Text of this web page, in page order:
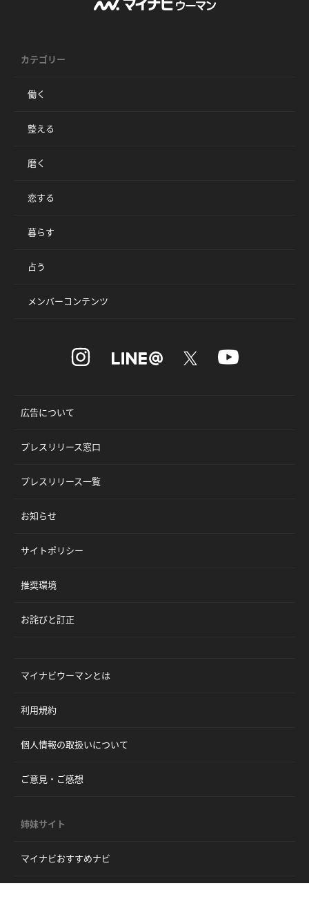
カテゴリー
働く
整える
磨く
恋する
暮らす
占う
メンバーコンテンツ
広告について
プレスリリース窓口
プレスリリース一覧
お知らせ
サイトポリシー
推奨環境
お詫びと訂正
マイナビウーマンとは
利用規約
個人情報の取扱いについて
ご意見・ご感想
姉妹サイト
マイナビおすすめナビ